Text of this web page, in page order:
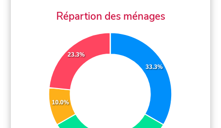
Répartion des ménages
33.3%
10.0%
23.3%